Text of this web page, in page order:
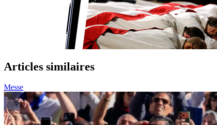
Articles similaires
Messe